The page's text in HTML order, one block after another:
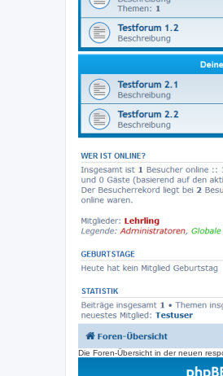
Die Foren-Übersicht in der neuen